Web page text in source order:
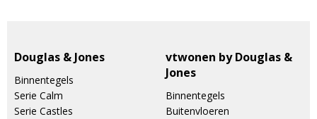
Douglas & Jones
Binnentegels
Serie Calm
Serie Castles
vtwonen by Douglas &
Jones
Binnentegels
Buitenvloeren